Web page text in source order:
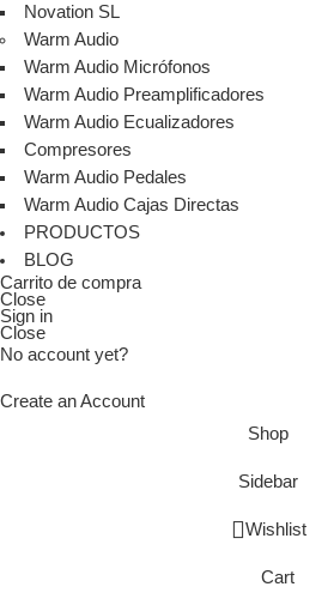
Novation SL
Warm Audio
Warm Audio Micrófonos
Warm Audio Preamplificadores
Warm Audio Ecualizadores
Compresores
Warm Audio Pedales
Warm Audio Cajas Directas
PRODUCTOS
BLOG
Carrito de compra
Close
Sign in
Close
No account yet?
Create an Account
Shop
Sidebar
Wishlist
Cart